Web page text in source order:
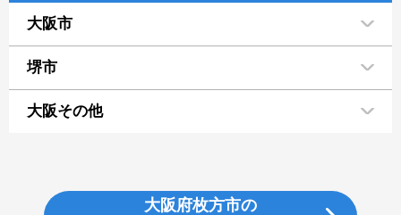
大阪市
堺市
大阪その他
大阪府枚方市の